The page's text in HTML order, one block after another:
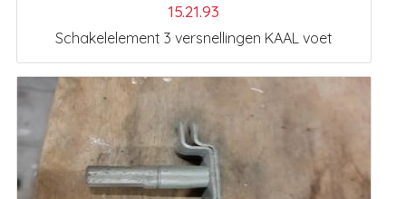
15.21.93
Schakelelement 3 versnellingen KAAL voet